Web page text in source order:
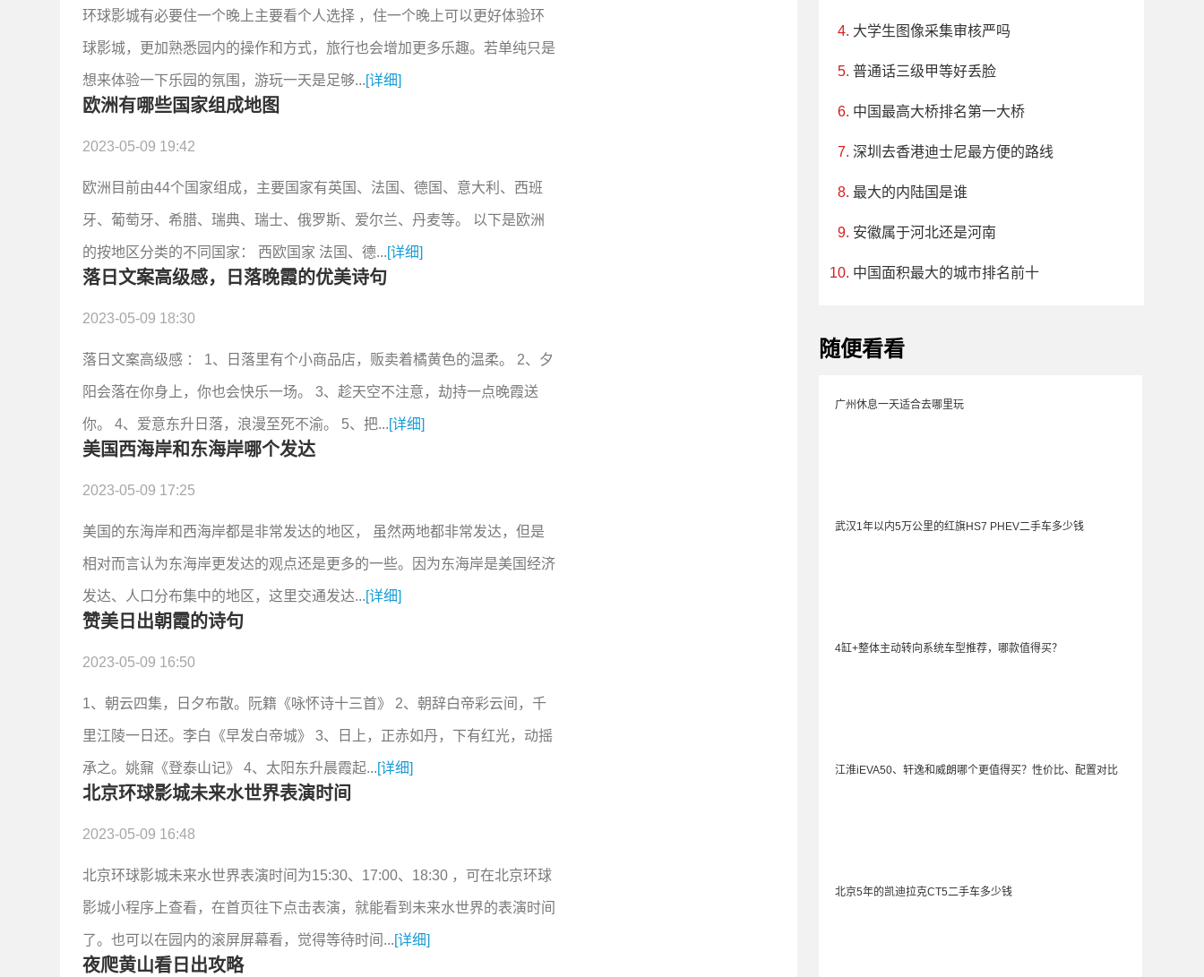
环球影城有必要住一个晚上主要看个人选择 ，住一个晚上可以更好体验环
球影城，更加熟悉园内的操作和方式，旅行也会增加更多乐趣。若单纯只是
想来体验一下乐园的氛围，游玩一天是足够...[详细]
欧洲有哪些国家组成地图
2023-05-09 19:42
欧洲目前由44个国家组成，主要国家有英国、法国、德国、意大利、西班
牙、葡萄牙、希腊、瑞典、瑞士、俄罗斯、爱尔兰、丹麦等。 以下是欧洲
的按地区分类的不同国家： 西欧国家 法国、德...[详细]
落日文案高级感，日落晚霞的优美诗句
2023-05-09 18:30
落日文案高级感 ： 1、日落里有个小商品店，贩卖着橘黄色的温柔。 2、夕
阳会落在你身上，你也会快乐一场。 3、趁天空不注意，劫持一点晚霞送
你。 4、爱意东升日落，浪漫至死不渝。 5、把...[详细]
美国西海岸和东海岸哪个发达
2023-05-09 17:25
美国的东海岸和西海岸都是非常发达的地区， 虽然两地都非常发达，但是
相对而言认为东海岸更发达的观点还是更多的一些。因为东海岸是美国经济
发达、人口分布集中的地区，这里交通发达...[详细]
赞美日出朝霞的诗句
2023-05-09 16:50
1、朝云四集，日夕布散。阮籍《咏怀诗十三首》 2、朝辞白帝彩云间，千
里江陵一日还。李白《早发白帝城》 3、日上，正赤如丹，下有红光，动摇
承之。姚鼐《登泰山记》 4、太阳东升晨霞起...[详细]
北京环球影城未来水世界表演时间
2023-05-09 16:48
北京环球影城未来水世界表演时间为15:30、17:00、18:30 ，可在北京环球
影城小程序上查看，在首页往下点击表演，就能看到未来水世界的表演时间
了。也可以在园内的滚屏屏幕看，觉得等待时间...[详细]
夜爬黄山看日出攻略
大学生图像采集审核严吗
普通话三级甲等好丢脸
中国最高大桥排名第一大桥
深圳去香港迪士尼最方便的路线
最大的内陆国是谁
安徽属于河北还是河南
中国面积最大的城市排名前十
随便看看
广州休息一天适合去哪里玩
武汉1年以内5万公里的红旗HS7 PHEV二手车多少钱
4缸+整体主动转向系统车型推荐，哪款值得买？
江淮iEVA50、轩逸和威朗哪个更值得买？性价比、配置对比
北京5年的凯迪拉克CT5二手车多少钱